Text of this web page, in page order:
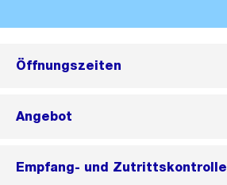
Öffnungszeiten
Angebot
Empfang- und Zutrittskontrolle